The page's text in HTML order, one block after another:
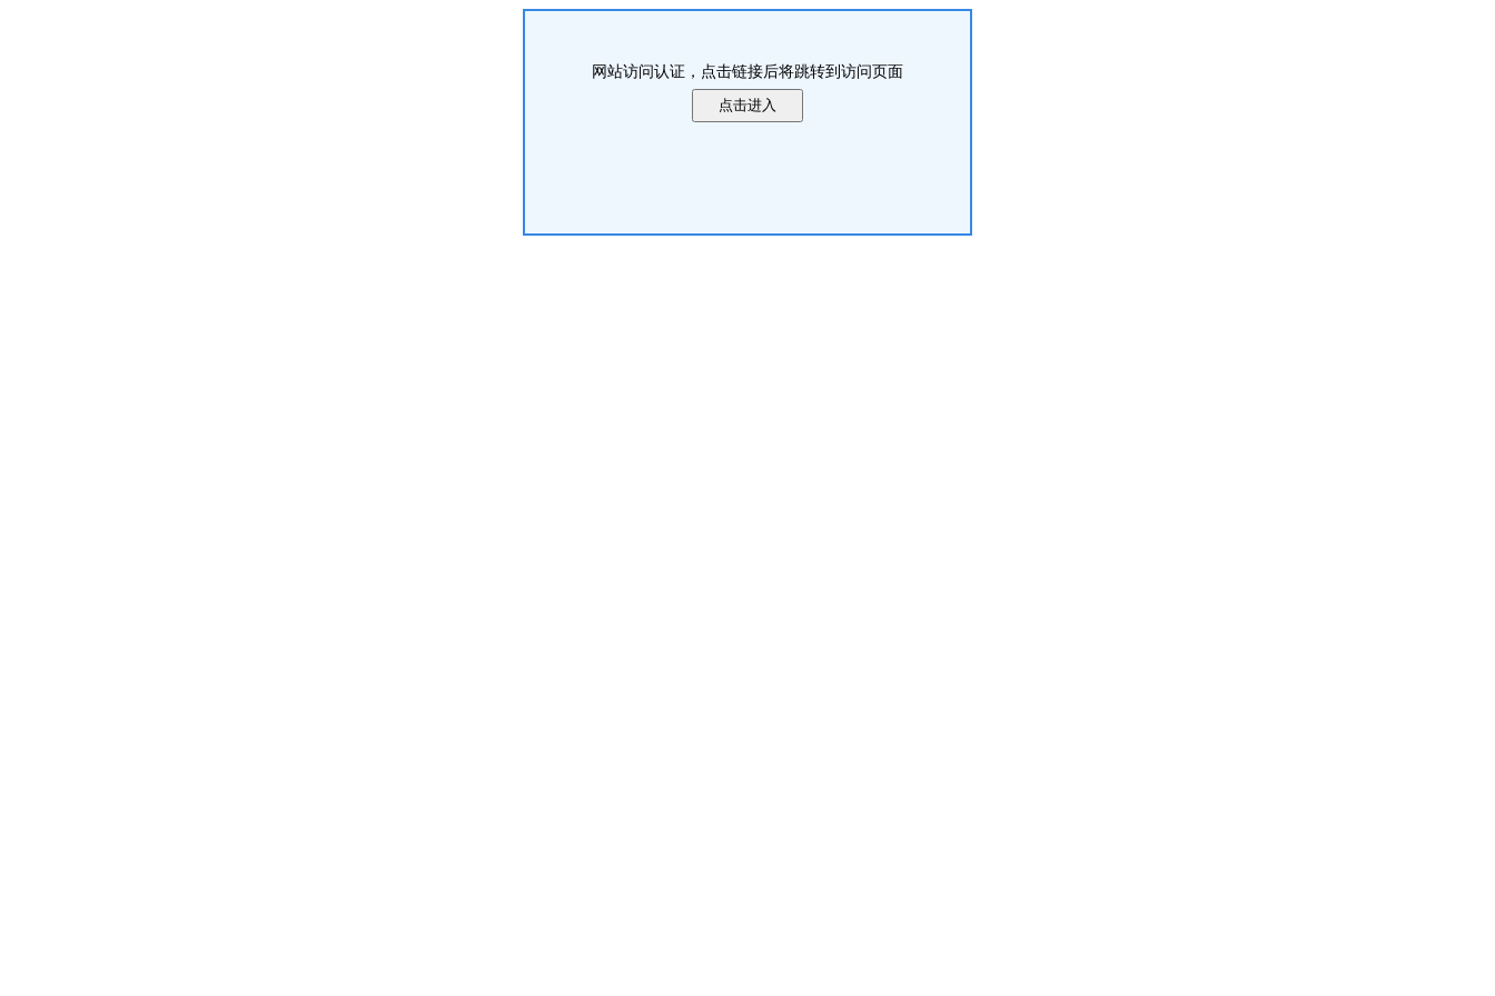
网站访问认证，点击链接后将跳转到访问页面